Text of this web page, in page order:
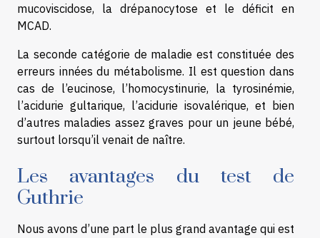
mucoviscidose, la drépanocytose et le déficit en
MCAD.
La seconde catégorie de maladie est constituée des
erreurs innées du métabolisme. Il est question dans
cas de l’eucinose, l’homocystinurie, la tyrosinémie,
l’acidurie gultarique, l’acidurie isovalérique, et bien
d’autres maladies assez graves pour un jeune bébé,
surtout lorsqu’il venait de naître.
Les avantages du test de
Guthrie
Nous avons d’une part le plus grand avantage qui est